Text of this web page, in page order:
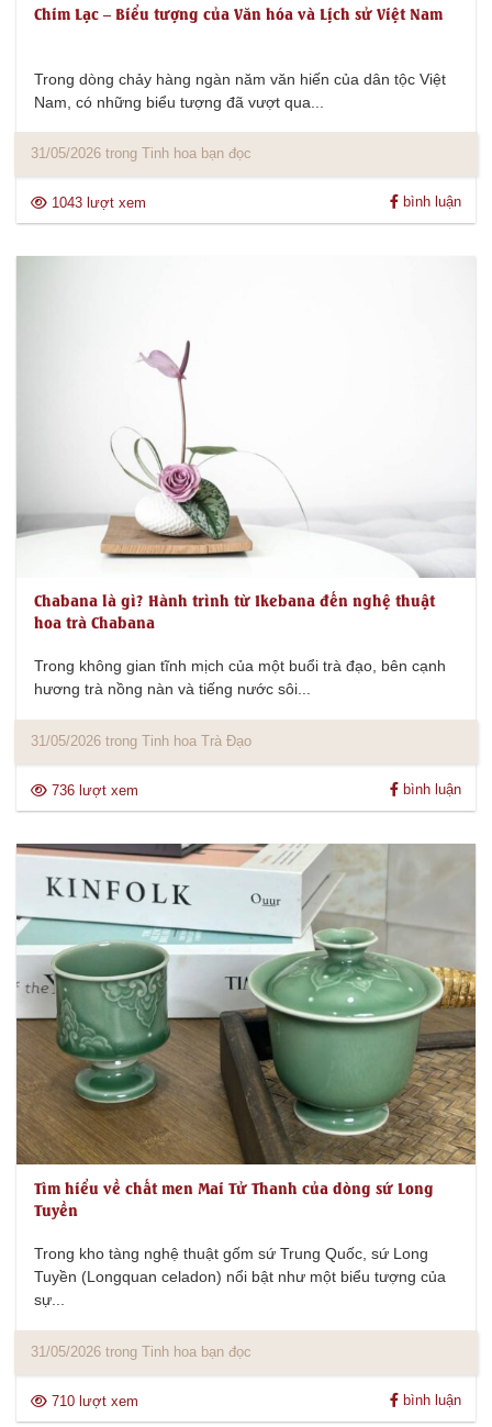
Chim Lạc – Biểu tượng của Văn hóa và Lịch sử Việt Nam
Trong dòng chảy hàng ngàn năm văn hiến của dân tộc Việt
Nam, có những biểu tượng đã vượt qua...
31/05/2026 trong Tinh hoa bạn đọc
1043 lượt xem bình luận
Chabana là gì? Hành trình từ Ikebana đến nghệ thuật
hoa trà Chabana
Trong không gian tĩnh mịch của một buổi trà đạo, bên cạnh
hương trà nồng nàn và tiếng nước sôi...
31/05/2026 trong Tinh hoa Trà Đạo
736 lượt xem bình luận
Tìm hiểu về chất men Mai Tử Thanh của dòng sứ Long
Tuyền
Trong kho tàng nghệ thuật gốm sứ Trung Quốc, sứ Long
Tuyền (Longquan celadon) nổi bật như một biểu tượng của
sự...
31/05/2026 trong Tinh hoa bạn đọc
710 lượt xem bình luận